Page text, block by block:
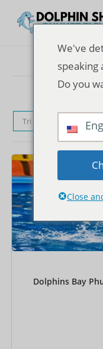
Tri par défaut
Dolphins Bay
We've
speaking
Do you
Close